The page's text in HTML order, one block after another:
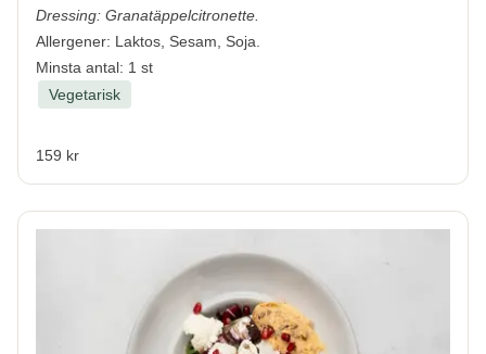
Dressing: Granatäppelcitronette.
Allergener: Laktos, Sesam, Soja.
Minsta antal: 1 st
Vegetarisk
159 kr